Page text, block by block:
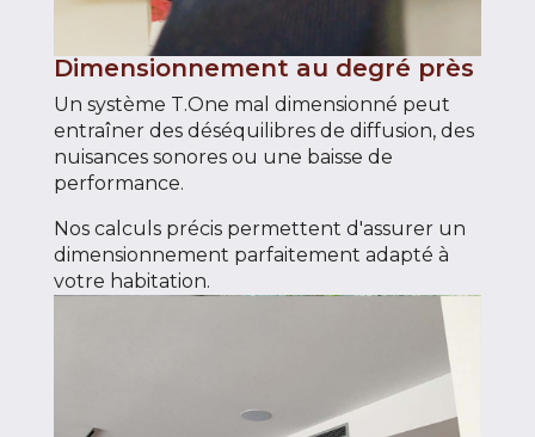
Dimensionnement au degré près
Un système T.One mal dimensionné peut
entraîner des déséquilibres de diffusion, des
nuisances sonores ou une baisse de
performance.
Nos calculs précis permettent d'assurer un
dimensionnement parfaitement adapté à
votre habitation.